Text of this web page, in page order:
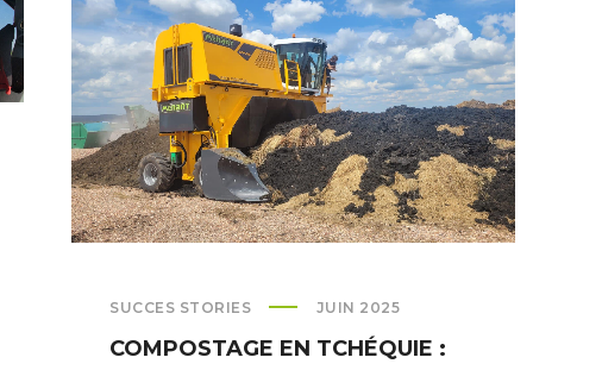
SUCCES STORIES JUIN 2025
COMPOSTAGE EN TCHÉQUIE :